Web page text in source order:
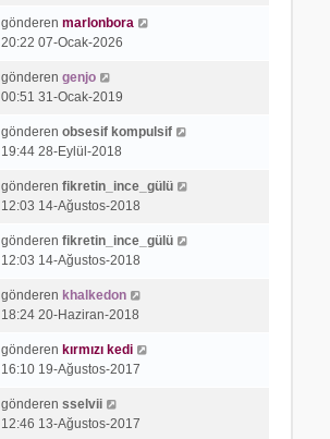
gönderen marlonbora
20:22 07-Ocak-2026
gönderen genjo
00:51 31-Ocak-2019
gönderen obsesif kompulsif
19:44 28-Eylül-2018
gönderen fikretin_ince_gülü
12:03 14-Ağustos-2018
gönderen fikretin_ince_gülü
12:03 14-Ağustos-2018
gönderen khalkedon
18:24 20-Haziran-2018
gönderen kırmızı kedi
16:10 19-Ağustos-2017
gönderen sselvii
12:46 13-Ağustos-2017